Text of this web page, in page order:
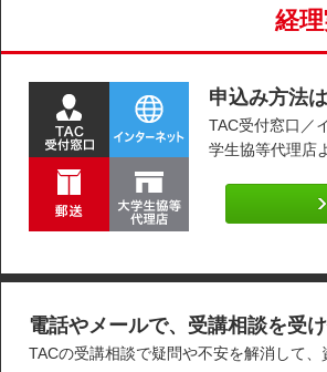
経
申込み方法
TAC受付窓口／
学生協等代理店
電話やメールで、受講相談を受け
TACの受講相談で疑問や不安を解消して